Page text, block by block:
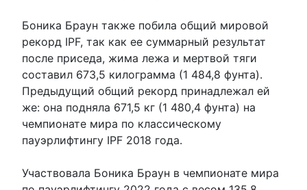
Боника Браун также побила общий мировой
рекорд IPF, так как ее суммарный результат
после приседа, жима лежа и мертвой тяги
составил 673,5 килограмма (1 484,8 фунта).
Предыдущий общий рекорд принадлежал ей
же: она подняла 671,5 кг (1 480,4 фунта) на
чемпионате мира по классическому
пауэрлифтингу IPF 2018 года.
Участвовала Боника Браун в чемпионате мира